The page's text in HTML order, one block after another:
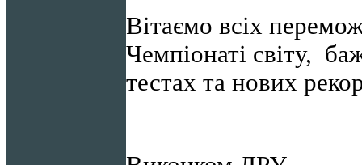
Вітаємо всіх
Чемпіонаті світу,
тестах та нових